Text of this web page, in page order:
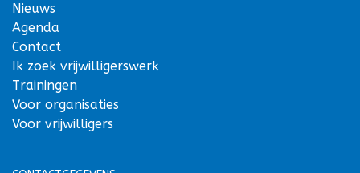
Nieuws
Agenda
Contact
Ik zoek vrijwilligerswerk
Trainingen
Voor organisaties
Voor vrijwilligers